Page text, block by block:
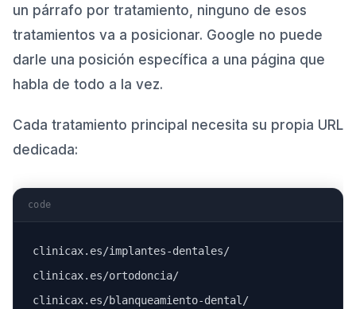
un párrafo por tratamiento, ninguno de esos
tratamientos va a posicionar. Google no puede
darle una posición específica a una página que
habla de todo a la vez.
Cada tratamiento principal necesita su propia URL
dedicada:
code
clinicax.es/implantes-dentales/
clinicax.es/ortodoncia/
clinicax.es/blanqueamiento-dental/